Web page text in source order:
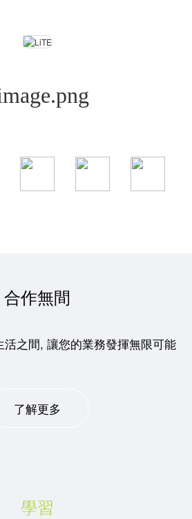
合作無間
活之間, 讓您的業務發揮無限可能
了解更多
學習